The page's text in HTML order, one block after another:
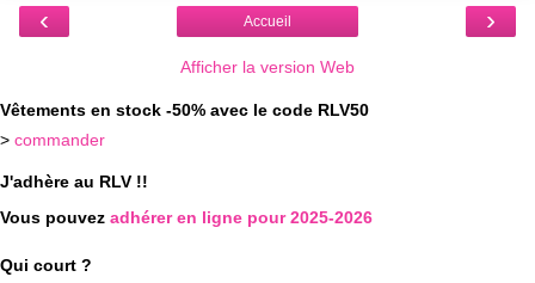
‹ ›
Accueil
Afficher la version Web
Vêtements en stock -50% avec le code RLV50
> commander
J'adhère au RLV !!
Vous pouvez adhérer en ligne pour 2025-2026
Qui court ?